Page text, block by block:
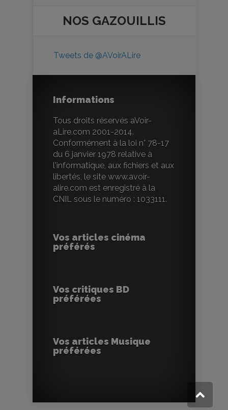
NOS GAZOUILLIS
Tweets de @AVoirALire
Informations
Tous droits réservés aVoir-
aLire.com 2001-2014.
Conformément à la loi n° 78-17
du 6 janvier 1978 relative à
l'informatique, aux fichiers et aux
libertés, le site www.avoir-
alire.com est enregistré à la
CNIL sous le numéro : 1033111.
Vos articles cinéma
préférés
Vos critiques BD
préférées
Vos articles Musique
préférées